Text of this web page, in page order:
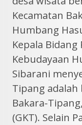
Kecamatan
Humbang
Kepala
Kebudayaan
Sibarani
Tipang adalah
Bakara-
(GKT). Selain